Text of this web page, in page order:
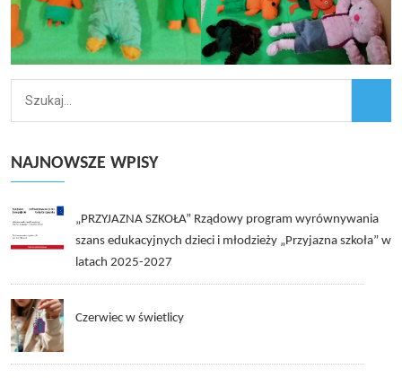
NAJNOWSZE WPISY
„PRZYJAZNA SZKOŁA” Rządowy program wyrównywania
szans edukacyjnych dzieci i młodzieży „Przyjazna szkoła” w
latach 2025-2027
Czerwiec w świetlicy